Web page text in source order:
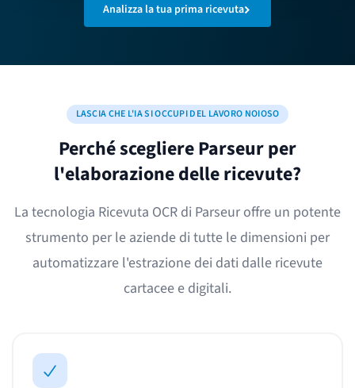
Analizza la tua prima ricevuta
LASCIA CHE L'IA SI OCCUPI DEL LAVORO NOIOSO
Perché scegliere Parseur per
l'elaborazione delle ricevute?
La tecnologia Ricevuta OCR di Parseur offre un potente
strumento per le aziende di tutte le dimensioni per
automatizzare l'estrazione dei dati dalle ricevute
cartacee e digitali.